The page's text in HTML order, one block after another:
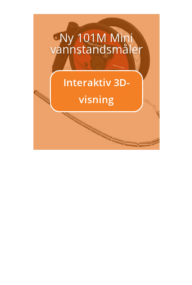
Ny 101M Mini
vannstandsmåler
Interaktiv 3D-
visning